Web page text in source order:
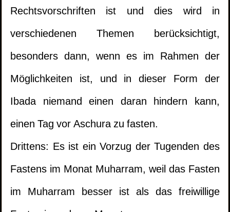
Rechtsvorschriften ist und dies wird in
verschiedenen Themen berücksichtigt,
besonders dann, wenn es im Rahmen der
Möglichkeiten ist, und in dieser Form der
Ibada niemand einen daran hindern kann,
einen Tag vor Aschura zu fasten.
Drittens: Es ist ein Vorzug der Tugenden des
Fastens im Monat Muharram, weil das Fasten
im Muharram besser ist als das freiwillige